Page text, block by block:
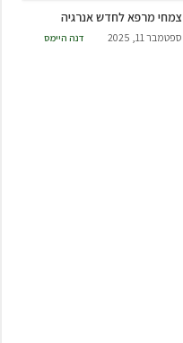
צמחי מרפא לחדש אנרגיה
דנה היימס ספטמבר 11, 2025